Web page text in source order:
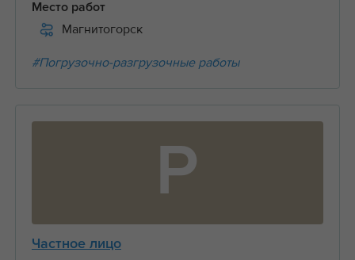
Место работ
Магнитогорск
#Погрузочно-разгрузочные работы
Р
Частное лицо